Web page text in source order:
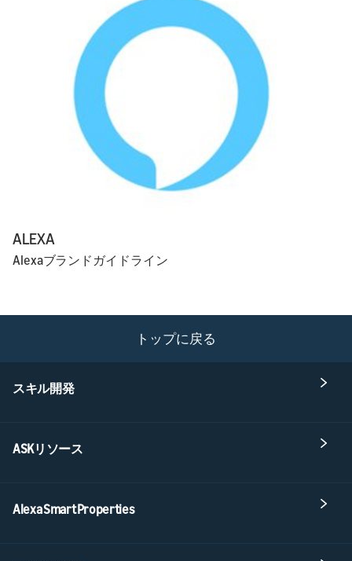
ALEXA
Alexaブランドガイドライン
トップに戻る
スキル開発
ASKリソース
Alexa Smart Properties